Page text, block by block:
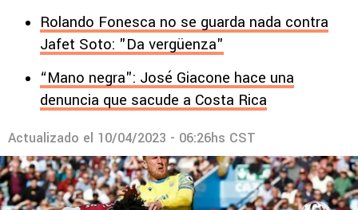
Rolando Fonesca no se guarda nada contra
Jafet Soto: "Da vergüenza"
“Mano negra": José Giacone hace una
denuncia que sacude a Costa Rica
Actualizado el 10/04/2023 - 06:26hs CST